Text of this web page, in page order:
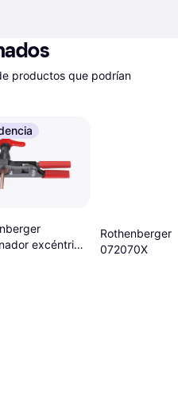
productos que podrían
excéntrico
Rothenberger
072070X